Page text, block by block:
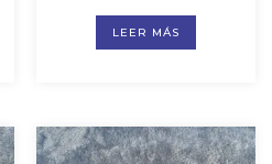
LEER MÁS